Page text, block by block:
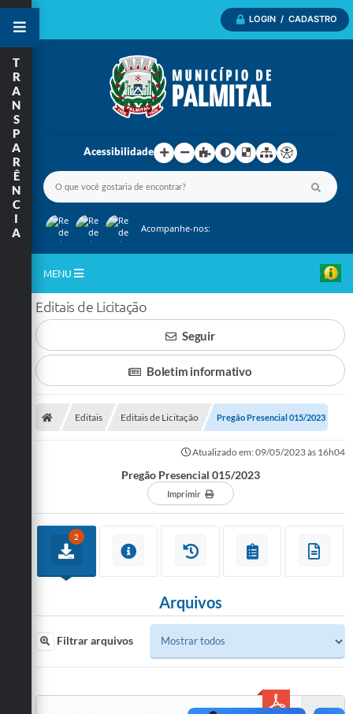
LOGIN / CADASTRO
Acessibilidade
Acompanhe-nos:
MENU
Inicio
T
R
A
N
S
P
A
R
Ê
N
C
I
A
Editais de Licitação
Seguir
Boletim informativo
Editais Editais de Licitação Pregão Presencial 015/2023
Atualizado em: 09/05/2023 às 16h04
Pregão Presencial 015/2023
Imprimir
2
Arquivos
Filtrar arquivos